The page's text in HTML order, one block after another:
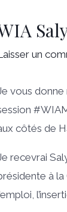
un
vous
côtés de
recevrai
à